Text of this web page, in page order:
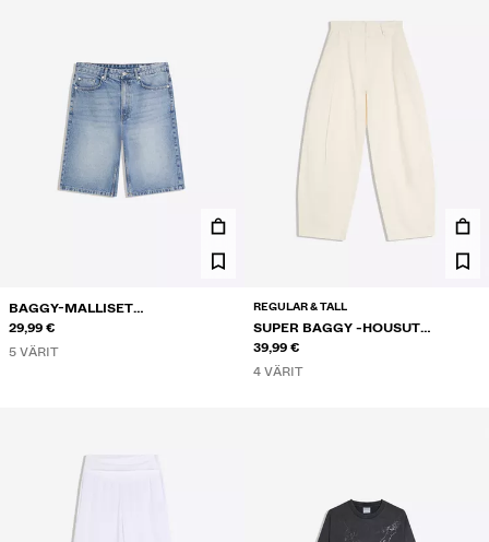
BAGGY-MALLISET
FARKKUBERMUDASHORTSIT
29,99 €
5 VÄRIT
REGULAR & TALL
SUPER BAGGY -HOUSUT
PELLAVASEKOITETTA
39,99 €
4 VÄRIT